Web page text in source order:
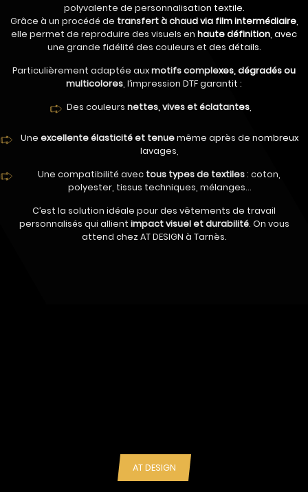
polyvalente de personnalisation textile.
Grâce à un procédé de transfert à chaud via film intermédiaire,
elle permet de reproduire des visuels en haute définition , avec
une grande fidélité des couleurs et des détails.
Particulièrement adaptée auxmotifs complexes, dégradés ou
multicolores , l’impression DTF garantit :
Des couleurs nettes, vives et éclatantes
Une excellente élasticité et tenuemême après de nombreux
lavages,
Une compatibilité avec tous types de textiles: coton,
polyester, tissus techniques, mélanges…
C’est la solution idéale pour des vêtements de travail
personnalisés qui allient impact visuel et durabilité. On vous
attend chez AT DESIGN à Tarnès.
AT DESIGN